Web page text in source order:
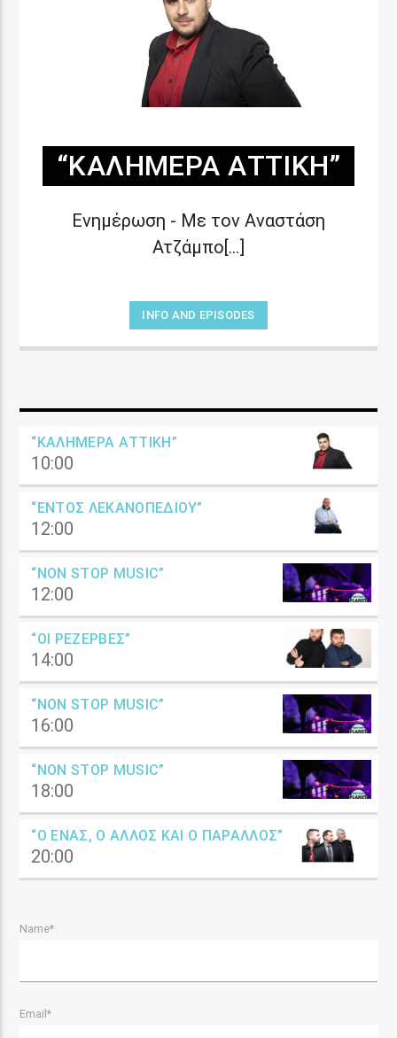
“ΚΑΛΗΜΈΡΑ ΑΤΤΙΚΉ”
Ενημέρωση - Με τον Αναστάση
Ατζάμπο[...]
INFO AND EPISODES
“ΚΑΛΗΜΈΡΑ ΑΤΤΙΚΉ”
10:00
“ΕΝΤΌΣ ΛΕΚΑΝΟΠΕΔΊΟΥ”
12:00
“NON STOP MUSIC”
12:00
“ΟΙ ΡΕΖΈΡΒΕΣ”
14:00
“NON STOP MUSIC”
16:00
“NON STOP MUSIC”
18:00
“Ο ΈΝΑΣ, Ο ΆΛΛΟΣ ΚΑΙ Ο ΠΑΡΆΛΛΟΣ”
20:00
Name*
Email*